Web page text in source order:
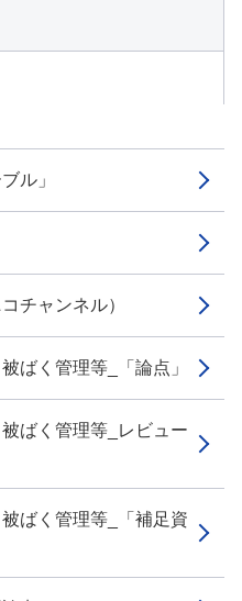
ル」
チャンネル）
ばく管理等_「論点」
ばく管理等_レビュー
ばく管理等_「補足資